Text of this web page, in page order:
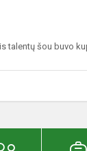
talentų šou buvo